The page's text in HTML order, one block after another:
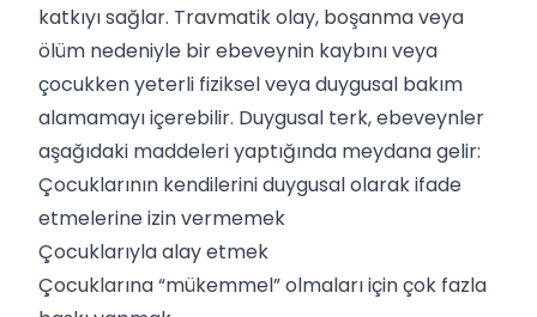
katkıyı sağlar. Travmatik olay, boşanma veya
ölüm nedeniyle bir ebeveynin kaybını veya
çocukken yeterli fiziksel veya duygusal bakım
alamamayı içerebilir. Duygusal terk, ebeveynler
aşağıdaki maddeleri yaptığında meydana gelir:
Çocuklarının kendilerini duygusal olarak ifade
etmelerine izin vermemek
Çocuklarıyla alay etmek
Çocuklarına “mükemmel” olmaları için çok fazla